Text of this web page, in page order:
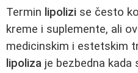
Termin lipolizi se često
kreme i suplemente, ali
medicinskim i estetskim
lipoliza je bezbedna